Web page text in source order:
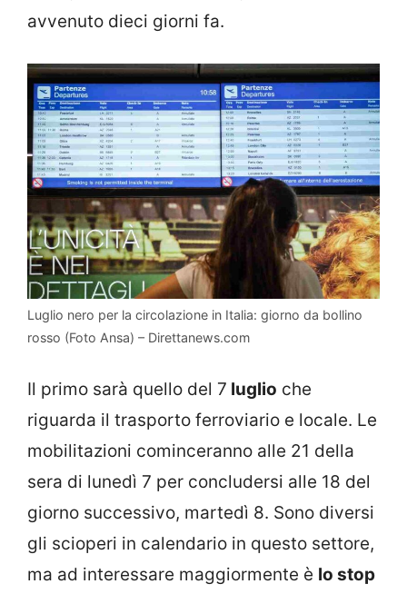
avvenuto dieci giorni fa.
Luglio nero per la circolazione in Italia: giorno da bollino
rosso (Foto Ansa) – Direttanews.com
Il primo sarà quello del 7 luglio che
riguarda il trasporto ferroviario e locale. Le
mobilitazioni cominceranno alle 21 della
sera di lunedì 7 per concludersi alle 18 del
giorno successivo, martedì 8. Sono diversi
gli scioperi in calendario in questo settore,
ma ad interessare maggiormente è lo stop